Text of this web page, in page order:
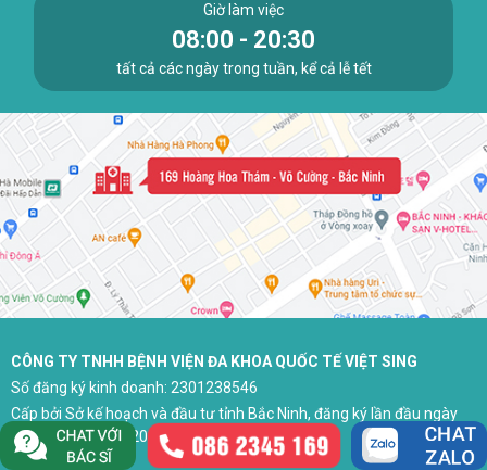
Giờ làm việc
08:00 - 20:30
tất cả các ngày trong tuần, kể cả lễ tết
CÔNG TY TNHH BỆNH VIỆN ĐA KHOA QUỐC TẾ VIỆT SING
Số đăng ký kinh doanh: 2301238546
Cấp bởi Sở kế hoạch và đầu tư tỉnh Bắc Ninh, đăng ký lần đầu ngày
29 tháng 03 năm 2023